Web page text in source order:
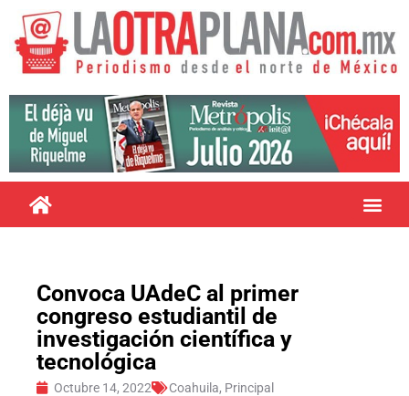
Convoca UAdeC al primer
congreso estudiantil de
investigación científica y
tecnológica
Octubre 14, 2022 Coahuila, Principal